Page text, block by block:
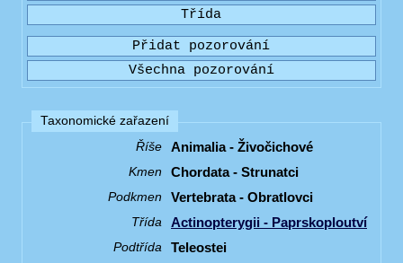
Taxonomické zařazení
Říše
Animalia - Živočichové
Kmen Chordata - Strunatci
Podkmen Vertebrata - Obratlovci
Třída Actinopterygii - Paprskoploutví
Podtřída Teleostei